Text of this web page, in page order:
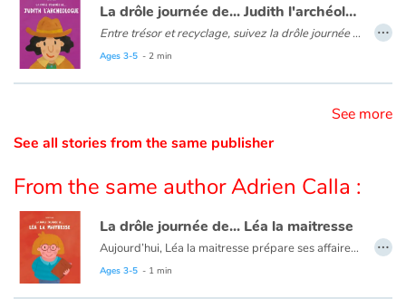
Contraste +
Help
Family
Schools
Libraries
Videos & Tutorials
La drôle journée de... Judith l'archéologue
Entre trésor et recyclage, suivez la drôle journée de Judith l’archéologue !
Les drôles journées de... est une série décalée et amusante autour des métiers !
Ages 3-5 - 2 min
…
See more
See all stories from the same publisher
From the same author Adrien Calla :
La drôle journée de... Léa la maitresse
Aujourd’hui, Léa la maitresse prépare ses affaires pour aller en classe mais est-ce bien nécessaire ?
Ages 3-5 - 1 min
…